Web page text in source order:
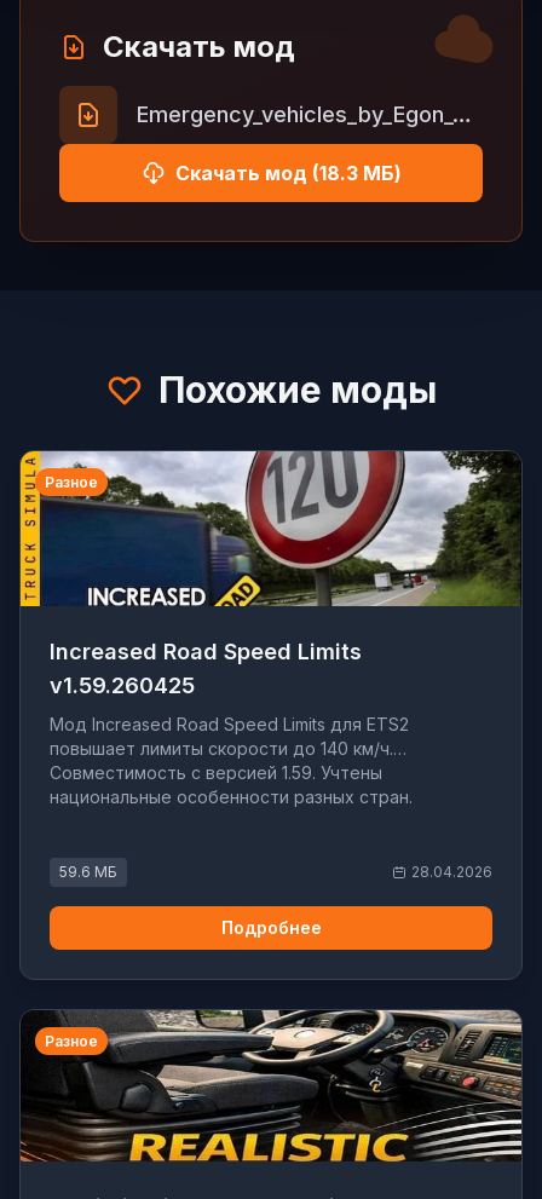
Скачать мод
Emergency_vehicles_by_Egon_v1.2.3.zip
Скачать мод (18.3 МБ)
Похожие моды
Разное
Increased Road Speed Limits
v1.59.260425
Мод Increased Road Speed Limits для ETS2
повышает лимиты скорости до 140 км/ч.
Совместимость с версией 1.59. Учтены
национальные особенности разных стран.
59.6 МБ 28.04.2026
Подробнее
Разное